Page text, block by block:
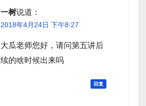
一树说道：
2018年4月24日 下午8:27
大瓜老师您好，请问第五讲后
续的啥时候出来吗
回复